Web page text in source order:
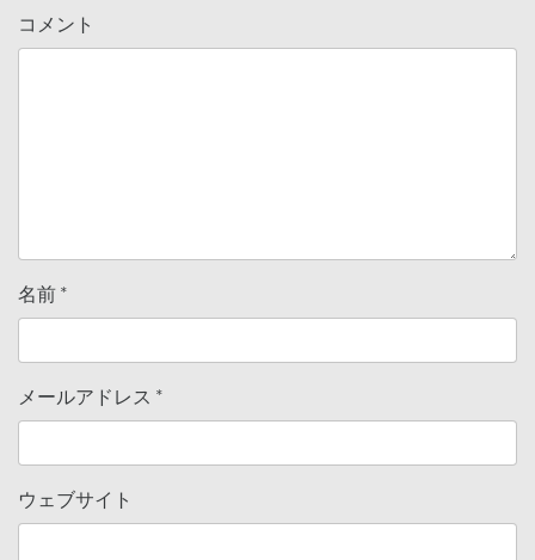
コメント
名前 *
メールアドレス *
ウェブサイト